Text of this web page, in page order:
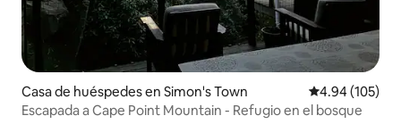
Casa de huéspedes en Simon's Town Calificación
4.94 (105)
Escapada a Cape Point Mountain - Refugio en el bosque